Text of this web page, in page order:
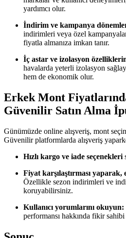
yardımcı olur.
İndirim ve kampanya
indirimleri veya özel
fiyatla almanıza imkan tanır.
İç astar ve izolasyon
havalarda yeterli izolasyon
hem de ekonomik olur.
Erkek Mont
Güvenilir Satın Alma
Günümüzde online alışveriş, mont
Güvenilir platformlarda alışveriş
Hızlı kargo ve iade seçenekleri
Fiyat karşılaştırması
Özellikle sezon indirimleri ve
koruyabilirsiniz.
Kullanıcı yorumlarını okuyun:
performansı hakkında fikir